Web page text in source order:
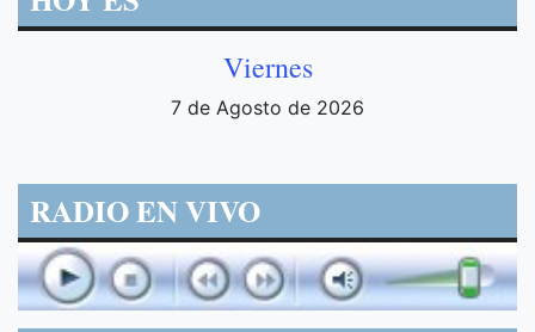
Viernes
7 de Agosto de 2026
RADIO EN VIVO